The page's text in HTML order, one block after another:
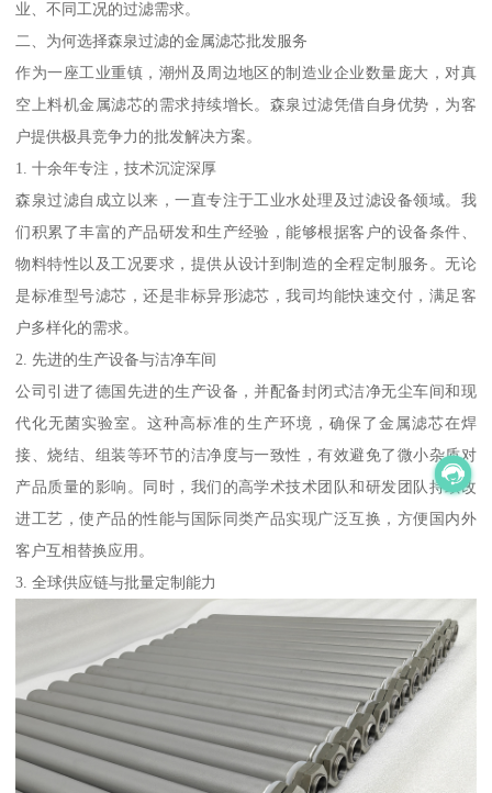
业、不同工况的过滤需求。
二、为何选择森泉过滤的金属滤芯批发服务
作为一座工业重镇，潮州及周边地区的制造业企业数量庞大，对真
空上料机金属滤芯的需求持续增长。森泉过滤凭借自身优势，为客
户提供极具竞争力的批发解决方案。
1. 十余年专注，技术沉淀深厚
森泉过滤自成立以来，一直专注于工业水处理及过滤设备领域。我
们积累了丰富的产品研发和生产经验，能够根据客户的设备条件、
物料特性以及工况要求，提供从设计到制造的全程定制服务。无论
是标准型号滤芯，还是非标异形滤芯，我司均能快速交付，满足客
户多样化的需求。
2. 先进的生产设备与洁净车间
公司引进了德国先进的生产设备，并配备封闭式洁净无尘车间和现
代化无菌实验室。这种高标准的生产环境，确保了金属滤芯在焊
接、烧结、组装等环节的洁净度与一致性，有效避免了微小杂质对
产品质量的影响。同时，我们的高学术技术团队和研发团队持续改
进工艺，使产品的性能与国际同类产品实现广泛互换，方便国内外
客户互相替换应用。
3. 全球供应链与批量定制能力